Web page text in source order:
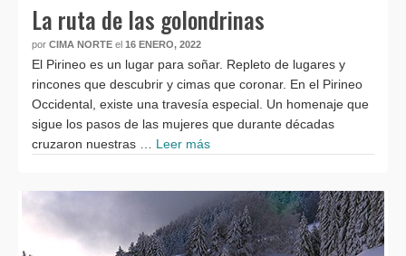
La ruta de las golondrinas
por CIMA NORTE el 16 ENERO, 2022
El Pirineo es un lugar para soñar. Repleto de lugares y
rincones que descubrir y cimas que coronar. En el Pirineo
Occidental, existe una travesía especial. Un homenaje que
sigue los pasos de las mujeres que durante décadas
cruzaron nuestras … Leer más